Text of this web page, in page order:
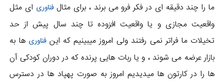
ما را چند دقیقه ای در فکر فرو می برند ، برای مثالفناوری ای مثل
واقعیت مجازی و یا واقعیت افزوده تا چند سال پیش از حد
تخیلات ما فراتر نمی رفتند ولی امروز میبینیم که این فناوری ها به
بازار عرضه می شوند ، و یا ربات هایی پرنده که در دوران کودکی آن
ها را در کارتون ها میدیدیم امروز به صورت پهپاد ها در دسترس